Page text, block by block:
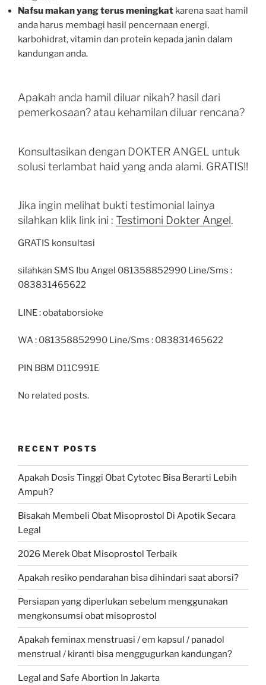
Nafsu makan yang terus meningkat karena saat hamil
anda harus membagi hasil pencernaan energi,
karbohidrat, vitamin dan protein kepada janin dalam
kandungan anda.
Apakah anda hamil diluar nikah? hasil dari
pemerkosaan? atau kehamilan diluar rencana?
Konsultasikan dengan DOKTER ANGEL untuk
solusi terlambat haid yang anda alami. GRATIS!!
Jika ingin melihat bukti testimonial lainya
silahkan klik link ini : Testimoni Dokter Angel.
GRATIS konsultasi
silahkan SMS Ibu Angel 081358852990 Line/Sms :
083831465622
LINE : obataborsioke
WA : 081358852990 Line/Sms : 083831465622
PIN BBM D11C991E
No related posts.
RECENT POSTS
Apakah Dosis Tinggi Obat Cytotec Bisa Berarti Lebih
Ampuh?
Bisakah Membeli Obat Misoprostol Di Apotik Secara
Legal
2026 Merek Obat Misoprostol Terbaik
Apakah resiko pendarahan bisa dihindari saat aborsi?
Persiapan yang diperlukan sebelum menggunakan
mengkonsumsi obat misoprostol
Apakah feminax menstruasi / em kapsul / panadol
menstrual / kiranti bisa menggugurkan kandungan?
Legal and Safe Abortion In Jakarta